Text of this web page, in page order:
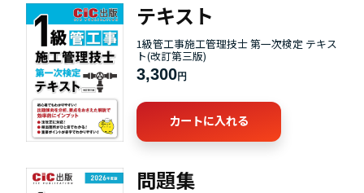
テキスト
1級管工事施工管理技士 第一次検定 テキス
ト(改訂第三版)
3,300円
カートに入れる
問題集